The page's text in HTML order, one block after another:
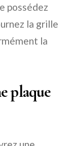
possédez
la grille
la
plaque